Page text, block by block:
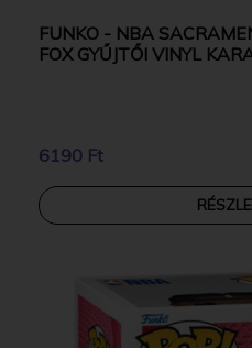
FUNKO - NBA
FOX GYŰJTŐI VINYL
6190 Ft